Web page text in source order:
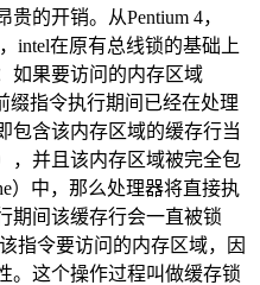
的开销。从Pentium 4，
intel在原有总线锁的基础上
如果要访问的内存区域
缀指令执行期间已经在处理
包含该内存区域的缓存行当
，并且该内存区域被完全包
）中，那么处理器将直接执
期间该缓存行会一直被锁
指令要访问的内存区域，因
。这个操作过程叫做缓存锁